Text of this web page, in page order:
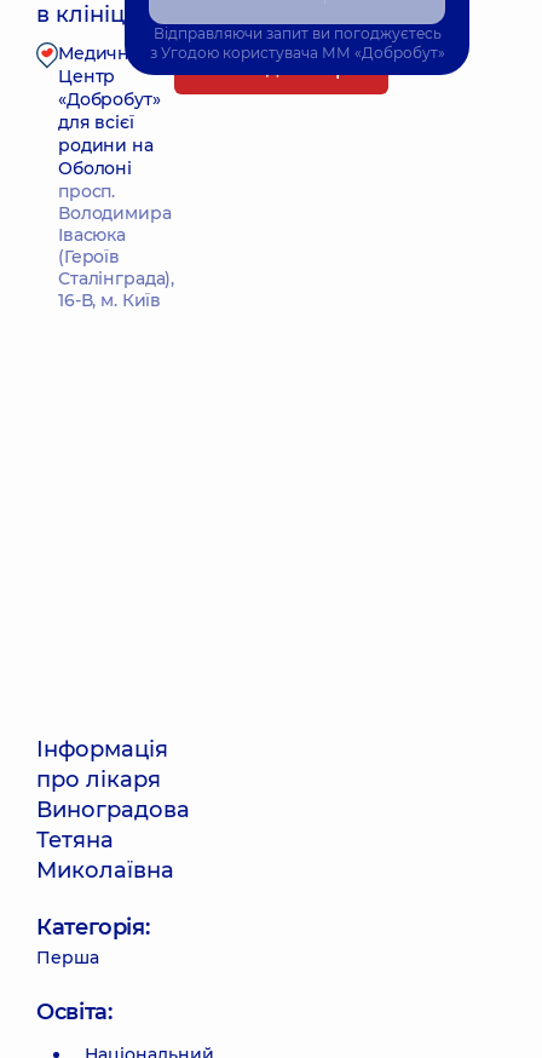
в клініці
Медичний
Центр
«Добробут»
для всієї
родини на
Оболоні
просп.
Володимира
Івасюка
(Героїв
Сталінграда),
16-В, м. Київ
Запис до лікаря
Інформація
про лікаря
Виноградова
Тетяна
Миколаївна
Категорія:
Перша
Освіта:
Відправляючи запит ви погоджуєтесь
з Угодою користувача ММ «Добробут»